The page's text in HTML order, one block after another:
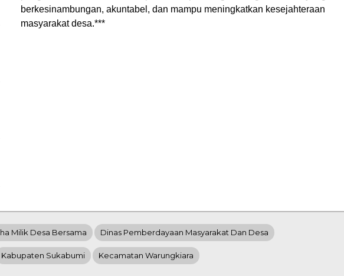
berkesinambungan, akuntabel, dan mampu meningkatkan kesejahteraan
masyarakat desa.***
Milik Desa Bersama Dinas Pemberdayaan Masyarakat Dan Desa
Kabupaten Sukabumi Kecamatan Warungkiara